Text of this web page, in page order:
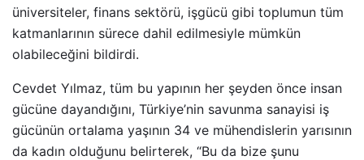
üniversiteler, finans sektörü, işgücü gibi toplumun tüm
katmanlarının sürece dahil edilmesiyle mümkün
olabileceğini bildirdi.
Cevdet Yılmaz, tüm bu yapının her şeyden önce insan
gücüne dayandığını, Türkiye’nin savunma sanayisi iş
gücünün ortalama yaşının 34 ve mühendislerin yarısının
da kadın olduğunu belirterek, “Bu da bize şunu